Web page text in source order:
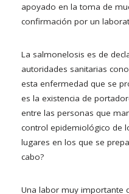
apoyado en la toma de
confirmación por un
La salmonelosis es de
autoridades sanitarias
esta enfermedad que se
es la existencia de
entre las personas que
control epidemiológico de
lugares en los que se
cabo?
Una labor muy importante